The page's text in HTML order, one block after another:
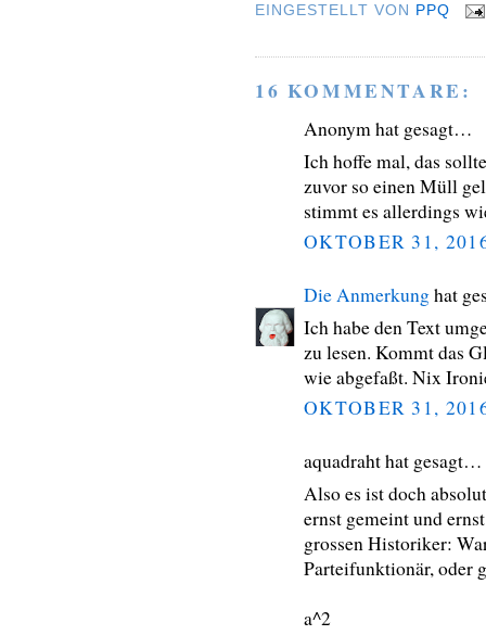
EINGESTELLT VON PPQ
16 KOMMENTARE:
Anonym hat gesagt…
Ich hoffe mal, das
zuvor so einen Müll
stimmt es allerdings
OKTOBER 31,
Die Anmerkunghat
Ich habe den Text
zu lesen. Kommt das
wie abgefaßt. Nix
OKTOBER 31,
aquadraht hat gesagt…
Also es ist doch
ernst gemeint und
grossen Historiker:
Parteifunktionär, oder
a^2